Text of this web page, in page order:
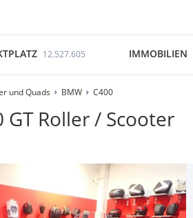
12.527.605 IMMOBILIEN
und Quads BMW C400
GT Roller / Scooter